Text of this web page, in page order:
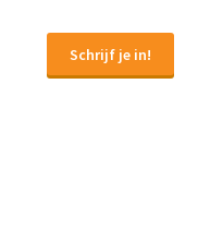
Schrijf je in!